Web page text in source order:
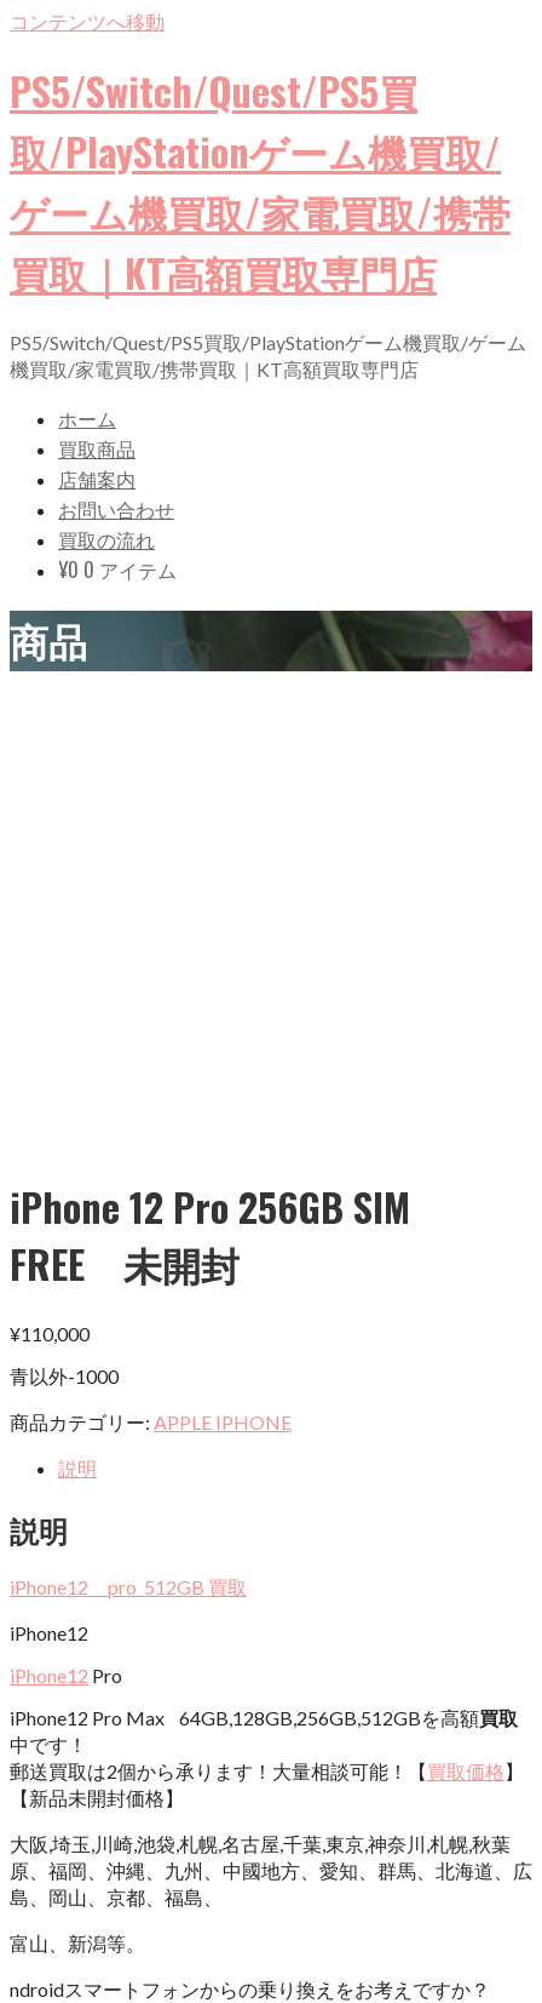
コンテンツへ移動
PS5/Switch/Quest/PS5買
取/PlayStationゲーム機買取/
ゲーム機買取/家電買取/携帯
買取｜KT高額買取専門店
PS5/Switch/Quest/PS5買取/PlayStationゲーム機買取/ゲーム
機買取/家電買取/携帯買取｜KT高額買取専門店
ホーム
買取商品
店舗案内
お問い合わせ
買取の流れ
¥0 0 アイテム
商品
iPhone 12 Pro 256GB SIM
FREE 未開封
¥110,000
青以外-1000
商品カテゴリー: APPLE IPHONE
説明
説明
iPhone12 pro 512GB 買取
iPhone12
iPhone12 Pro
iPhone12 Pro Max 64GB,128GB,256GB,512GBを高額買取
中です！
郵送買取は2個から承ります！大量相談可能！【買取価格】
【新品未開封価格】
大阪,埼玉,川崎,池袋,札幌,名古屋,千葉,東京,神奈川,札幌,秋葉
原、福岡、沖縄、九州、中國地方、愛知、群馬、北海道、広
島、岡山、京都、福島、
富山、新潟等。
ndroidスマートフォンからの乗り換えをお考えですか？